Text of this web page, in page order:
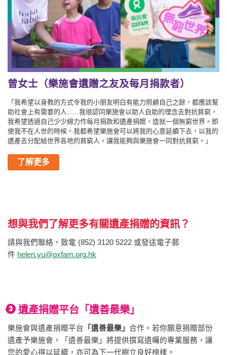
曾女士（樂施會遺贈之友及每月捐款者）
「我希望以身教的方式令我的小朋友明白有能力照顧自己之餘，都應該幫
助社會上有需要的人......我很認同樂施會以助人自助的理念去對抗貧窮，
我希望透過自己少少綿力作每月捐款和遺產捐贈，造就一個無窮世界。即
使我不在人世的時候，我都希望樂施會可以將我的心意延續下去，以我的
遺產去分配給世界各地的貧窮人。讓我能夠與樂施會一同對抗貧窮。」
了解更多
想與我們了解更多有關遺產捐贈的資訊？
請與我們聯絡，致電 (852) 3120 5222 或發送電子郵
件 helen.yu@oxfam.org.hk
遺產捐贈平台「遺善最樂」
樂施會與遺產捐贈平台 「遺善最樂」 合作。若你願意捐贈部份
遺產予樂施會，「遺善最樂」將提供撰寫遺囑的專業服務，讓
您的愛心得以延續，亦可為下一代樹立良好榜樣。